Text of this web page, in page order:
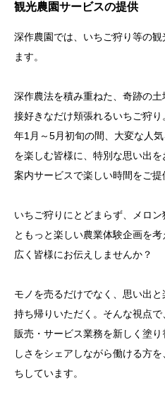
観光農園サービスの提供
深作農園では、いちご狩り等の
ます。
深作農法を積み重ねた、奇跡の
接好きなだけ頬張れるいちご狩
年1月～5月初旬の間、大変な人
を楽しむ皆様に、特別な思い出
案内サービスで楽しい時間をご提
いちご狩りにとどまらず、メロ
ともっと楽しい農業体験企画を
広く皆様にお伝えしませんか？
モノを売るだけでなく、思い出
持ち帰りいただく。そんな視点
販売・サービス業務を新しく塗
しさをシェアしながら働ける方
ちしています。